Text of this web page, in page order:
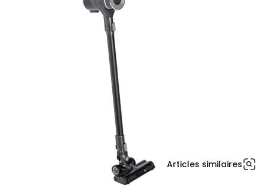
Articles similaires